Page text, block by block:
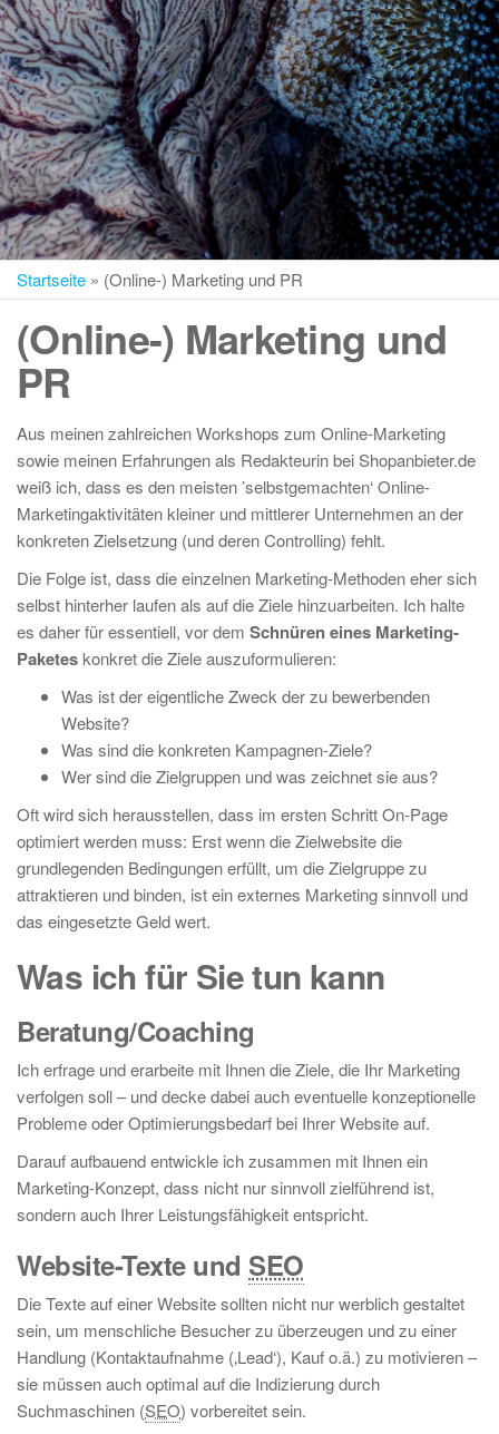
Startseite » (Online-) Marketing und PR
(Online-) Marketing und
PR
Aus meinen zahlreichen Workshops zum Online-Marketing
sowie meinen Erfahrungen als Redakteurin bei Shopanbieter.de
weiß ich, dass es den meisten ’selbstgemachten‘ Online-
Marketingaktivitäten kleiner und mittlerer Unternehmen an der
konkreten Zielsetzung (und deren Controlling) fehlt.
Die Folge ist, dass die einzelnen Marketing-Methoden eher sich
selbst hinterher laufen als auf die Ziele hinzuarbeiten. Ich halte
es daher für essentiell, vor dem Schnüren eines Marketing-
Paketes konkret die Ziele auszuformulieren:
Was ist der eigentliche Zweck der zu bewerbenden
Website?
Was sind die konkreten Kampagnen-Ziele?
Wer sind die Zielgruppen und was zeichnet sie aus?
Oft wird sich herausstellen, dass im ersten Schritt On-Page
optimiert werden muss: Erst wenn die Zielwebsite die
grundlegenden Bedingungen erfüllt, um die Zielgruppe zu
attraktieren und binden, ist ein externes Marketing sinnvoll und
das eingesetzte Geld wert.
Was ich für Sie tun kann
Beratung/Coaching
Ich erfrage und erarbeite mit Ihnen die Ziele, die Ihr Marketing
verfolgen soll – und decke dabei auch eventuelle konzeptionelle
Probleme oder Optimierungsbedarf bei Ihrer Website auf.
Darauf aufbauend entwickle ich zusammen mit Ihnen ein
Marketing-Konzept, dass nicht nur sinnvoll zielführend ist,
sondern auch Ihrer Leistungsfähigkeit entspricht.
Website-Texte und SEO
Die Texte auf einer Website sollten nicht nur werblich gestaltet
sein, um menschliche Besucher zu überzeugen und zu einer
Handlung (Kontaktaufnahme (‚Lead‘), Kauf o.ä.) zu motivieren –
sie müssen auch optimal auf die Indizierung durch
Suchmaschinen (SEO) vorbereitet sein.